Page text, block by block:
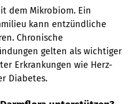
dem Mikrobiom. Ein
kann entzündliche
Chronische
gelten als wichtiger
Erkrankungen wie Herz-
Diabetes.